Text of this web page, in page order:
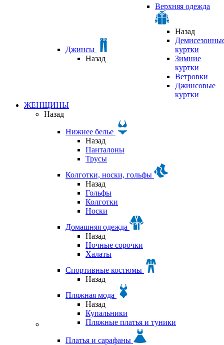
Джинсы
Назад
Верхняя одежда
Назад
куртки
Зимние
куртки
Ветровки
Джинсовые
куртки
ЖЕНЩИНЫ
Назад
Нижнее белье
Назад
Панталоны
Трусы
Колготки, носки, гольфы
Назад
Гольфы
Колготки
Носки
Домашняя одежда
Назад
Ночные сорочки
Халаты
Спортивные костюмы
Назад
Пляжная мода
Назад
Купальники
Пляжные платья и туники
Платья и сарафаны